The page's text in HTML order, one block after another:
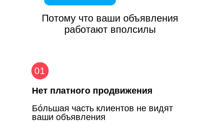
Потому что ваши объявления
работают вполсилы
Нет платного продвижения
Бóльшая часть клиентов не видят
ваши объявления
01